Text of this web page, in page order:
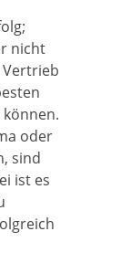
nicht
oder
sind
ist es